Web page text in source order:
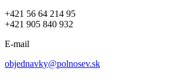
+421 56 64 214 95
+421 905 840 932
E-mail
objednavky@polnosev.sk